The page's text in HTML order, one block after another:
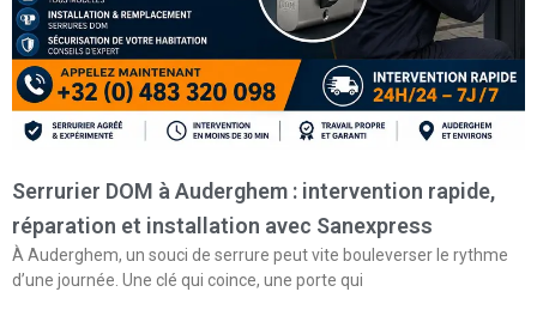
Serrurier DOM à Auderghem : intervention rapide,
réparation et installation avec Sanexpress
À Auderghem, un souci de serrure peut vite bouleverser le rythme
d’une journée. Une clé qui coince, une porte qui